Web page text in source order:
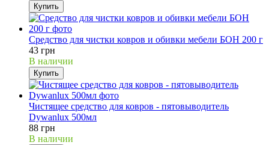
Купить
Средство для чистки ковров и обивки мебели БОН 200 г
43 грн
В наличии
Купить
Чистящее средство для ковров - пятовыводитель
Dywanlux 500мл
88 грн
В наличии